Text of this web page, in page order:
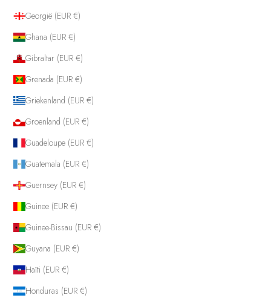
Georgië (EUR €)
Ghana (EUR €)
Gibraltar (EUR €)
Grenada (EUR €)
Griekenland (EUR €)
Groenland (EUR €)
Guadeloupe (EUR €)
Guatemala (EUR €)
Guernsey (EUR €)
Guinee (EUR €)
Guinee-Bissau (EUR €)
Guyana (EUR €)
Haïti (EUR €)
Honduras (EUR €)